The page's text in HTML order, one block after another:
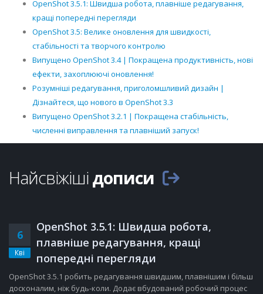
OpenShot 3.5.1: Швидша робота, плавніше редагування,
кращі попередні перегляди
OpenShot 3.5: Велике оновлення для швидкості,
стабільності та творчого контролю
Випущено OpenShot 3.4 | Покращена продуктивність, нові
ефекти, захоплюючі оновлення!
Розумніші редагування, приголомшливий дизайн |
Дізнайтеся, що нового в OpenShot 3.3
Випущено OpenShot 3.2.1 | Покращена стабільність,
численні виправлення та плавніший запуск!
Найсвіжішідописи
6
Кві
OpenShot 3.5.1: Швидша робота,
плавніше редагування, кращі
попередні перегляди
OpenShot 3.5.1 робить редагування швидшим, плавнішим і більш
досконалим, ніж будь-коли. Додає вбудований робочий процес